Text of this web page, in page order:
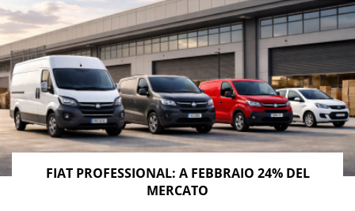
FIAT PROFESSIONAL: A FEBBRAIO 24% DEL
MERCATO